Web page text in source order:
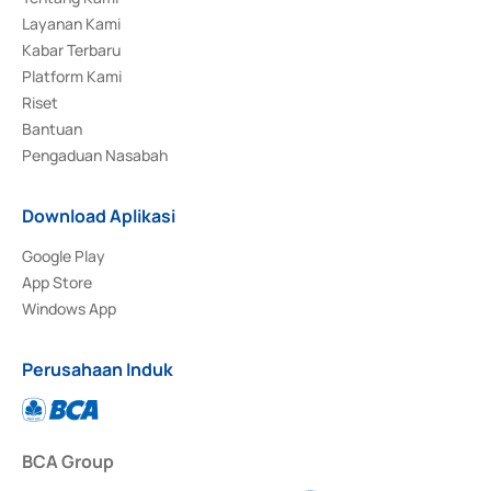
Layanan Kami
Kabar Terbaru
Platform Kami
Riset
Bantuan
Pengaduan Nasabah
Download Aplikasi
Google Play
App Store
Windows App
Perusahaan Induk
BCA Group